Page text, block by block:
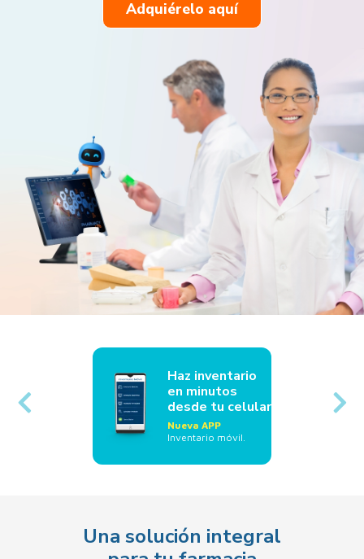
Adquiérelo aquí
Haz inventario
en minutos
desde tu celular
Nueva APP
Inventario móvil.
Una solución integral